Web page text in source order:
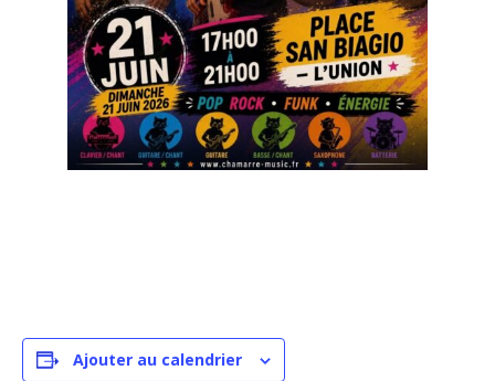
Ajouter au calendrier